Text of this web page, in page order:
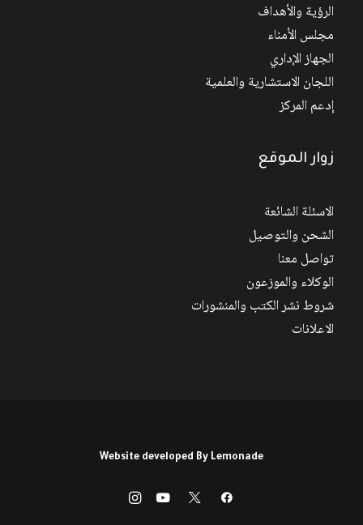
الرؤية والأهداف
مجلس الأمناء
الجهاز الإداري
اللجان الاستشارية والعلمية
إدعم المركز
زوار الموقع
الاسئلة الشائعة
الشحن والتوصيل
تواصل معنا
الوكلاء والموزعون
شروط نشر الكتب والمنشورات
الاعلانات
Website developed By Lemonade